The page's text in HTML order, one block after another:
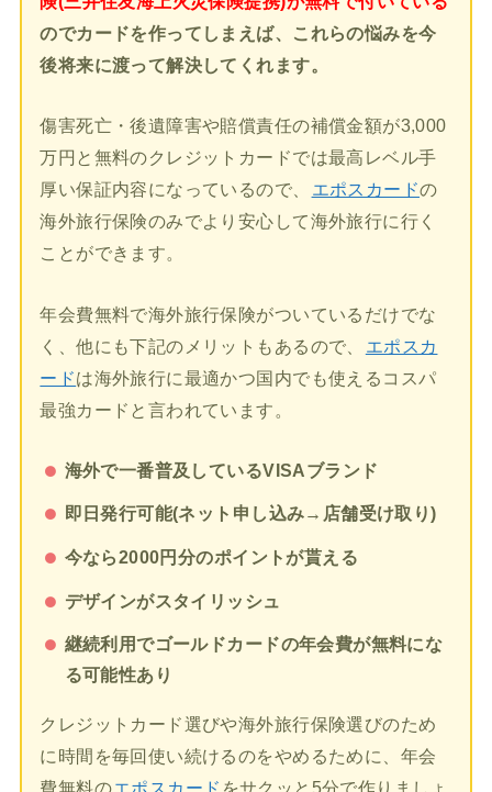
のでカードを作ってしまえば、これらの悩みを今
後将来に渡って解決してくれます。
傷害死亡・後遺障害や賠償責任の補償金額が3,000
万円と無料のクレジットカードでは最高レベル手
厚い保証内容になっているので、
エポスカードの
海外旅行保険のみでより安心して海外旅行に行く
ことができます。
年会費無料で海外旅行保険がついているだけでな
く、他にも下記のメリットもあるので、
エポスカ
ードは海外旅行に最適かつ国内でも使えるコスパ
最強カードと言われています。
海外で一番普及しているVISAブランド
即日発行可能(ネット申し込み→店舗受け取り)
今なら2000円分のポイントが貰える
デザインがスタイリッシュ
継続利用でゴールドカードの年会費が無料にな
る可能性あり
クレジットカード選びや海外旅行保険選びのため
に時間を毎回使い続けるのをやめるために、年会
費無料のエポスカード をサクッと5分で作りましょ